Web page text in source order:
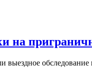
на
обследование